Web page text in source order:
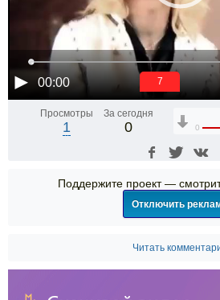
00:00 6
Просмотры
1
За сегодня
0 0
Поддержите проект —
Отключить
Читать